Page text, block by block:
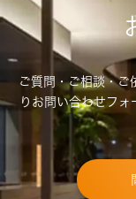
ご質問・ご相談・ご
り お問い合わせフォ